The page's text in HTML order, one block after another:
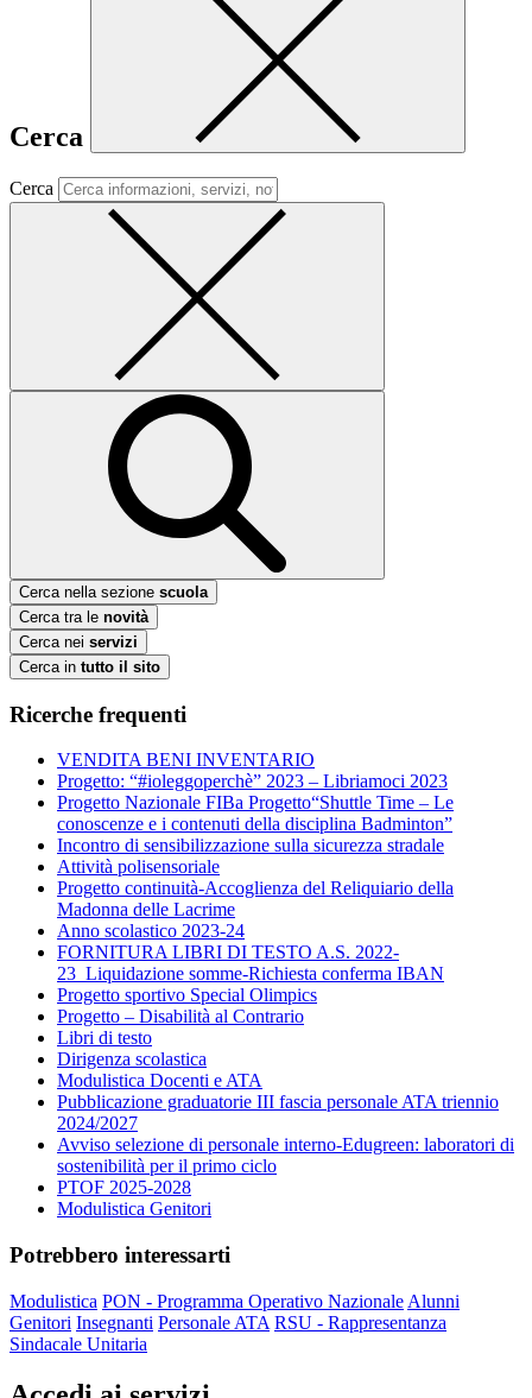
Cerca
Cerca
Cerca nella sezione scuola
Cerca tra le novità
Cerca nei servizi
Cerca in tutto il sito
Ricerche frequenti
VENDITA BENI INVENTARIO
Progetto: “#ioleggoperchè” 2023 – Libriamoci 2023
Progetto Nazionale FIBa Progetto“Shuttle Time – Le
conoscenze e i contenuti della disciplina Badminton”
Incontro di sensibilizzazione sulla sicurezza stradale
Attività polisensoriale
Progetto continuità-Accoglienza del Reliquiario della
Madonna delle Lacrime
Anno scolastico 2023-24
FORNITURA LIBRI DI TESTO A.S. 2022-
23_Liquidazione somme-Richiesta conferma IBAN
Progetto sportivo Special Olimpics
Progetto – Disabilità al Contrario
Libri di testo
Dirigenza scolastica
Modulistica Docenti e ATA
Pubblicazione graduatorie III fascia personale ATA triennio
2024/2027
Avviso selezione di personale interno-Edugreen: laboratori di
sostenibilità per il primo ciclo
PTOF 2025-2028
Modulistica Genitori
Potrebbero interessarti
Modulistica PON - Programma Operativo Nazionale Alunni
Genitori Insegnanti Personale ATA RSU - Rappresentanza
Sindacale Unitaria